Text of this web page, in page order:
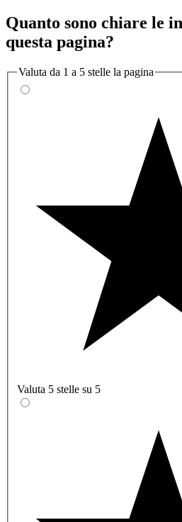
Quanto sono chiare le
questa pagina?
Valuta da 1 a 5 stelle la pagina
Valuta 5 stelle su 5